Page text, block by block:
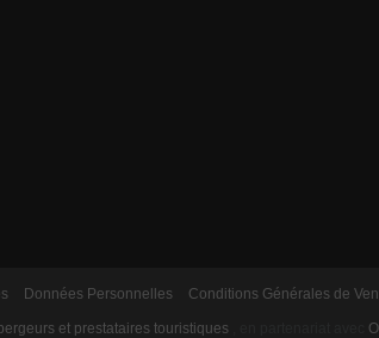
Données Personnelles Conditions Générales de
et prestataires touristiques